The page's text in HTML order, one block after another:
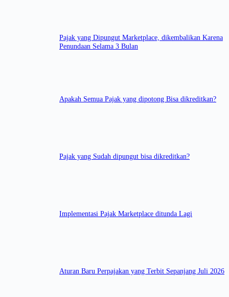
Pajak yang Dipungut Marketplace, dikembalikan Karena
Penundaan Selama 3 Bulan
Apakah Semua Pajak yang dipotong Bisa dikreditkan?
Pajak yang Sudah dipungut bisa dikreditkan?
Implementasi Pajak Marketplace ditunda Lagi
Aturan Baru Perpajakan yang Terbit Sepanjang Juli 2026